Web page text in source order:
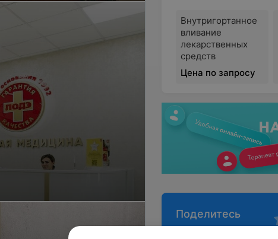
Внутригортанное
вливание
лекарственных
cредств
Цена по запросу
Поделитесь
мнением